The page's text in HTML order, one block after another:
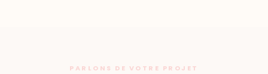
PARLONS DE VOTRE PROJET